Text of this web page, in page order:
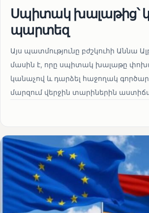
Սպիտակ խալաթից՝
պարտեզ
Այս պատմությունը բժշկուհի Աննա
մասին է, որը սպիտակ խալաթը
կանաչով և դարձել հաջողակ
մարզում վերջին տարիներին